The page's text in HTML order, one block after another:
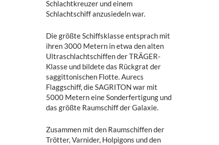
Schlachtkreuzer und einem
Schlachtschiff anzusiedeln war.
Die größte Schiffsklasse entsprach mit
ihren 3000 Metern in etwa den alten
Ultraschlachtschiffen der TRÄGER-
Klasse und bildete das Rückgrat der
saggittonischen Flotte. Aurecs
Flaggschiff, die SAGRITON war mit
5000 Metern eine Sonderfertigung und
das größte Raumschiff der Galaxie.
Zusammen mit den Raumschiffen der
Trötter, Varnider, Holpigons und den